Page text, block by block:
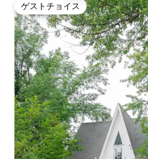
ゲストチョイス
ゲストチョイス